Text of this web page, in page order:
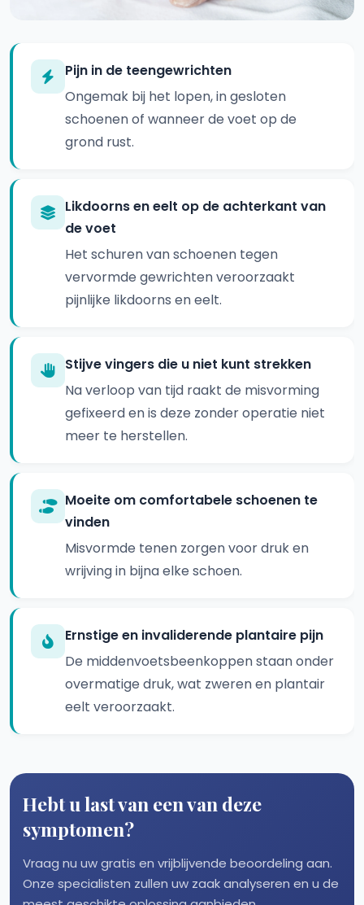
Pijn in de teengewrichten
Ongemak bij het lopen, in gesloten
schoenen of wanneer de voet op de
grond rust.
Likdoorns en eelt op de achterkant van
de voet
Het schuren van schoenen tegen
vervormde gewrichten veroorzaakt
pijnlijke likdoorns en eelt.
Stijve vingers die u niet kunt strekken
Na verloop van tijd raakt de misvorming
gefixeerd en is deze zonder operatie niet
meer te herstellen.
Moeite om comfortabele schoenen te
vinden
Misvormde tenen zorgen voor druk en
wrijving in bijna elke schoen.
Ernstige en invaliderende plantaire pijn
De middenvoetsbeenkoppen staan onder
overmatige druk, wat zweren en plantair
eelt veroorzaakt.
Hebt u last van een van deze
symptomen?
Vraag nu uw gratis en vrijblijvende beoordeling aan.
Onze specialisten zullen uw zaak analyseren en u de